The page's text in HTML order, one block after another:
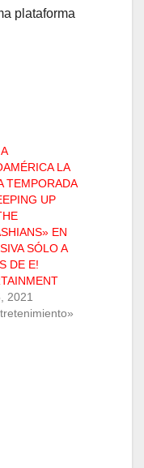
plataforma
LA
TEMPORADA
UP
EN
SÓLO A
DE E!
2021